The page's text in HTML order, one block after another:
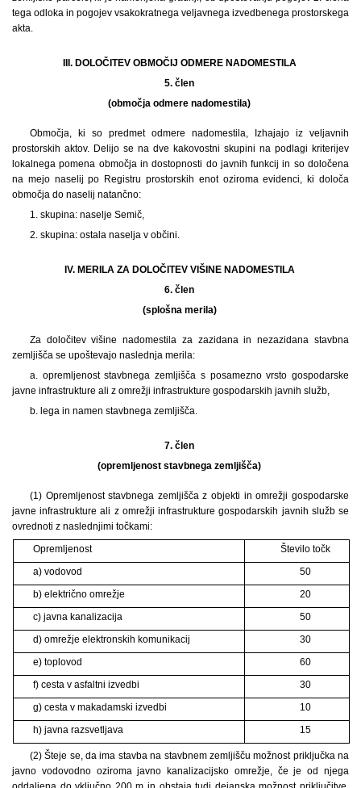
tega odloka in pogojev vsakokratnega veljavnega izvedbenega prostorskega
akta.
III. DOLOČITEV OBMOČIJ ODMERE NADOMESTILA
5. člen
(območja odmere nadomestila)
Območja, ki so predmet odmere nadomestila, Izhajajo iz veljavnih
prostorskih aktov. Delijo se na dve kakovostni skupini na podlagi kriterijev
lokalnega pomena območja in dostopnosti do javnih funkcij in so določena
na mejo naselij po Registru prostorskih enot oziroma evidenci, ki določa
območja do naselij natančno:
1. skupina: naselje Semič,
2. skupina: ostala naselja v občini.
IV. MERILA ZA DOLOČITEV VIŠINE NADOMESTILA
6. člen
(splošna merila)
Za določitev višine nadomestila za zazidana in nezazidana stavbna
zemljišča se upoštevajo naslednja merila:
a. opremljenost stavbnega zemljišča s posamezno vrsto gospodarske
javne infrastrukture ali z omrežji infrastrukture gospodarskih javnih služb,
b. lega in namen stavbnega zemljišča.
7. člen
(opremljenost stavbnega zemljišča)
(1) Opremljenost stavbnega zemljišča z objekti in omrežji gospodarske
javne infrastrukture ali z omrežji infrastrukture gospodarskih javnih služb se
ovrednoti z naslednjimi točkami:
Opremljenost
Število točk
a) vodovod
50
b) električno omrežje
20
c) javna kanalizacija
50
d) omrežje elektronskih komunikacij
30
e) toplovod
60
f) cesta v asfaltni izvedbi
30
g) cesta v makadamski izvedbi
10
h) javna razsvetljava
15
(2) Šteje se, da ima stavba na stavbnem zemljišču možnost priključka na
javno vodovodno oziroma javno kanalizacijsko omrežje, če je od njega